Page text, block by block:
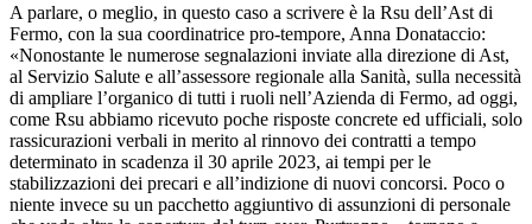
A parlare, o meglio, in questo caso a scrivere è la Rsu dell’Ast di
Fermo, con la sua coordinatrice pro-tempore, Anna Donataccio:
«Nonostante le numerose segnalazioni inviate alla direzione di Ast,
al Servizio Salute e all’assessore regionale alla Sanità, sulla necessità
di ampliare l’organico di tutti i ruoli nell’Azienda di Fermo, ad oggi,
come Rsu abbiamo ricevuto poche risposte concrete ed ufficiali, solo
rassicurazioni verbali in merito al rinnovo dei contratti a tempo
determinato in scadenza il 30 aprile 2023, ai tempi per le
stabilizzazioni dei precari e all’indizione di nuovi concorsi. Poco o
niente invece su un pacchetto aggiuntivo di assunzioni di personale